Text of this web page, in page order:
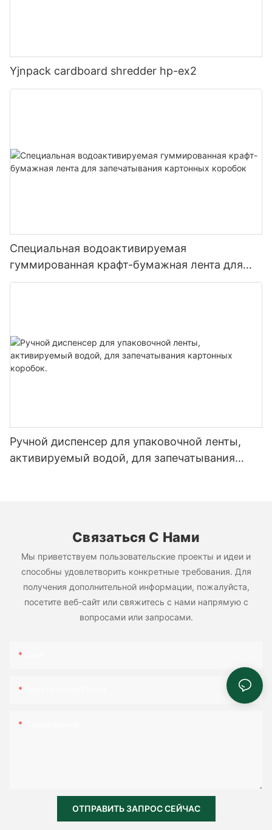
Yjnpack cardboard shredder hp-ex2
Специальная водоактивируемая
гуммированная крафт-бумажная лента для
запечатывания картонных коробок
Ручной диспенсер для упаковочной ленты,
активируемый водой, для запечатывания
Связаться С Нами
Мы приветствуем пользовательские проекты и идеи и
способны удовлетворить конкретные требования. Для
получения дополнительной информации, пожалуйста,
посетите веб-сайт или свяжитесь с нами напрямую с
вопросами или запросами.
ОТПРАВИТЬ ЗАПРОС СЕЙЧАС